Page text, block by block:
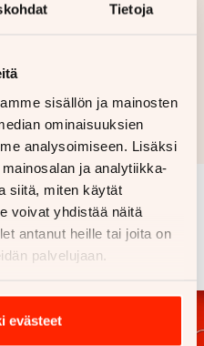
Tietoja
sisällön ja mainosten
ominaisuuksien
analysoimiseen. Lisäksi
ja analytiikka-
siitä, miten käytät
voivat yhdistää näitä
antanut heille tai joita on
palvelujaan.
evästeet
vakuutuksesta
ja edellyttää hyväksytyn